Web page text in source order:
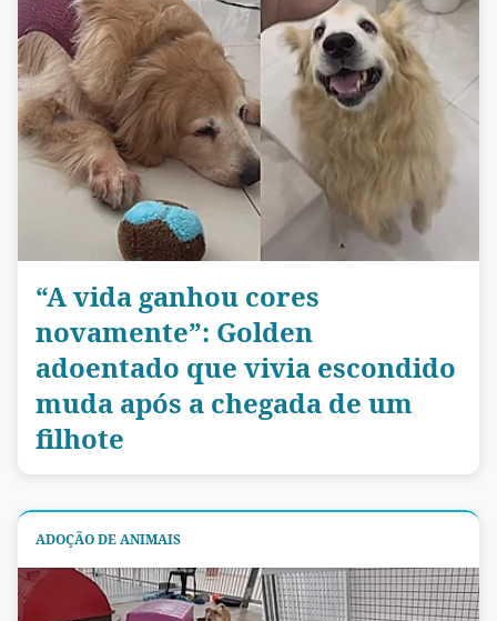
“A vida ganhou cores
novamente”: Golden
adoentado que vivia escondido
muda após a chegada de um
filhote
ADOÇÃO DE ANIMAIS